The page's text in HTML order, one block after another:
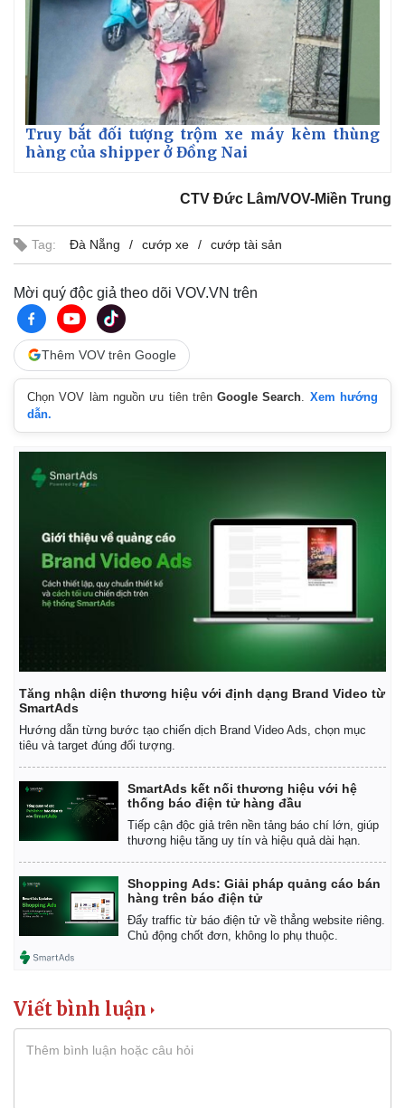
Kinh tế
Thị trường
Giá vàng
Tỷ giá
Chứng khoán
Truy bắt đối tượng trộm xe máy kèm thùng
hàng của shipper ở Đồng Nai
CTV Đức Lâm/VOV-Miền Trung
Tag: Đà Nẵng cướp xe cướp tài sản
Mời quý độc giả theo dõi VOV.VN trên
Thêm VOV trên Google
Chọn VOV làm nguồn ưu tiên trênGoogle Search
Xem hướng
dẫn.
Tăng nhận diện thương hiệu với định dạng Brand Video từ
SmartAds
Hướng dẫn từng bước tạo chiến dịch Brand Video Ads, chọn mục
tiêu và target đúng đối tượng.
SmartAds kết nối thương hiệu với hệ
thống báo điện tử hàng đầu
Tiếp cận độc giả trên nền tảng báo chí lớn, giúp
thương hiệu tăng uy tín và hiệu quả dài hạn.
Shopping Ads: Giải pháp quảng cáo bán
hàng trên báo điện tử
Đẩy traffic từ báo điện tử về thẳng website riêng.
Chủ động chốt đơn, không lo phụ thuộc.
Viết bình luận